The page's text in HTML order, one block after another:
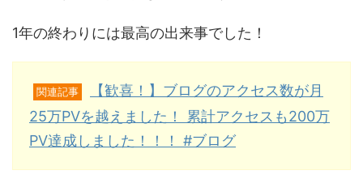
1年の終わりには最高の出来事でした！
関連記事
【歓喜！】ブログのアクセス数が月
25万PVを越えました！ 累計アクセスも200万
PV達成しました！！！ #ブログ